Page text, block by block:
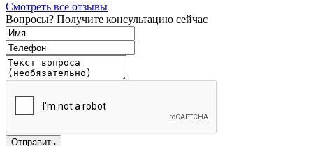
Смотреть все отзывы
Вопросы? Получите консультацию сейчас